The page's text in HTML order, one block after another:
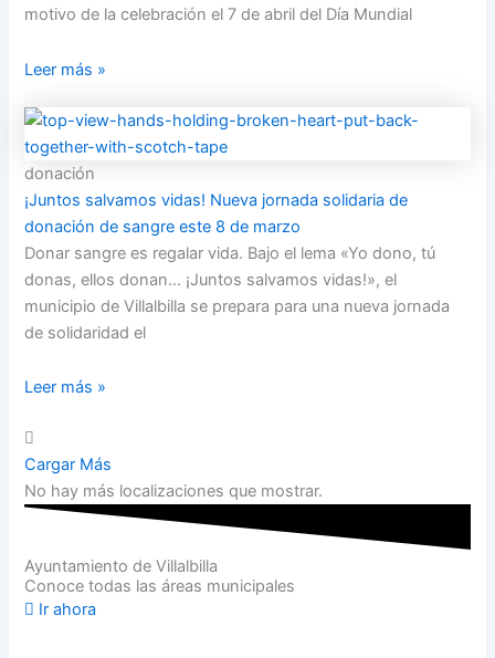
motivo de la celebración el 7 de abril del Día Mundial
Leer más »
donación
¡Juntos salvamos vidas! Nueva jornada solidaria de
donación de sangre este 8 de marzo
Donar sangre es regalar vida. Bajo el lema «Yo dono, tú
donas, ellos donan… ¡Juntos salvamos vidas!», el
municipio de Villalbilla se prepara para una nueva jornada
de solidaridad el
Leer más »
Cargar Más
No hay más localizaciones que mostrar.
Ayuntamiento de Villalbilla
Conoce todas las áreas municipales
Ir ahora